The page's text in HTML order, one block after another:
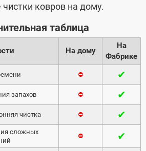
ковров на дому.
таблица
На дому
На
Фабрике
⛔ ✔
запахов ⛔ ✔
чистка ⛔ ✔
сложных
⛔ ✔